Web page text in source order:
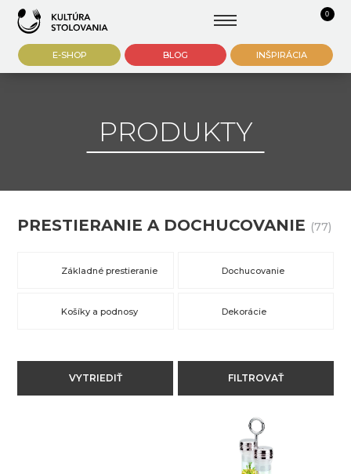
0
E-SHOP BLOG INŠPIRÁCIA
PRODUKTY
PRESTIERANIE A DOCHUCOVANIE (77)
Základné prestieranie Dochucovanie
Košíky a podnosy Dekorácie
VYTRIEDIŤ FILTROVAŤ